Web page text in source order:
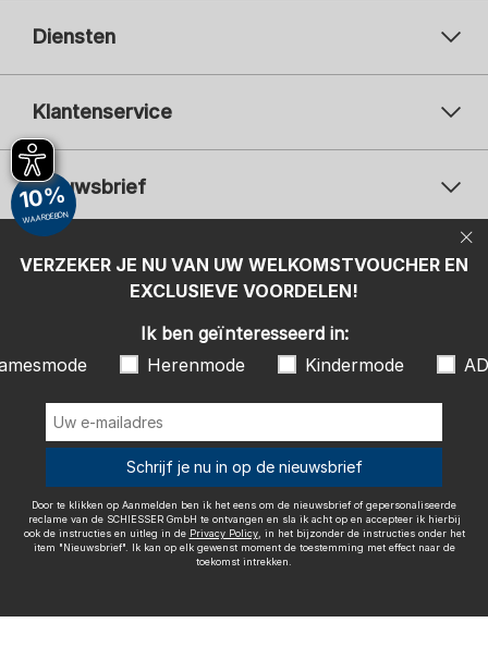
Diensten
Klantenservice
Nieuwsbrief
Uw
Uw e-mailadres
Aanmelden
Herenmode
ADIDAS
Door te klikken op Aanmelden ben ik het eens om de nieuwsbrief of
gepersonaliseerde reclame van de SCHIESSER GmbH te ontvangen en
sla ik acht op en accepteer ik hierbij ook de instructies en uitleg in de
, in het bijzonder de instructies onder het item
effect naar de toekomst intrekken.
Betaalwijzen
Wij bezorgen met
VERZEKER JE NU VAN UW WELKOMSTVOUCHER EN
EXCLUSIEVE VOORDELEN!
10%
WAARDEBON
Ik ben geïnteresseerd in:
Herenmode Kindermode
Schrijf je nu in op de nieuwsbrief
Door te klikken op Aanmelden ben ik het eens om de nieuwsbrief of gepersonaliseerde
reclame van de SCHIESSER GmbH te ontvangen en sla ik acht op en accepteer ik hierbij
ook de instructies en uitleg in de Privacy Policy, in het bijzonder de instructies onder het
item "Nieuwsbrief". Ik kan op elk gewenst moment de toestemming met effect naar de
toekomst intrekken.